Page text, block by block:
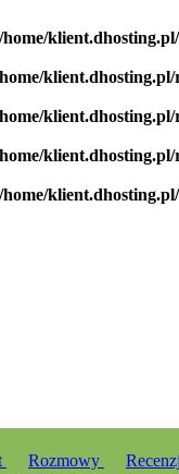
/home/
/home/
Rozmowy